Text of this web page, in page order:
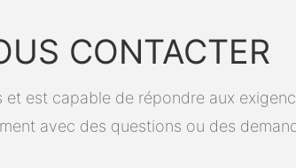
CONTACTER
est capable de répondre aux
avec des questions ou des